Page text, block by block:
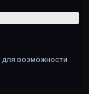
для возможности